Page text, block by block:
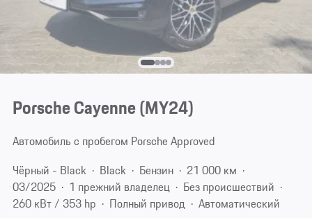
Porsche Cayenne (MY24)
Автомобиль с пробегом Porsche Approved
Чёрный - Black
Black Бензин
21 000 км
03/2025
1 прежний владелец
Без происшествий
260 кВт / 353 hp
Полный привод
Автоматический